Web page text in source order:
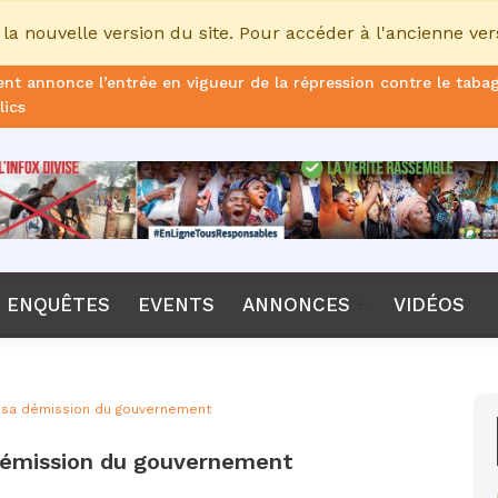
nouvelle version du site. Pour accéder à l'ancienne
annonce l’entrée en vigueur de la répression contre le
le non-renouvellement du contrat d'Emerse Faé à la tête
nouveau sélectionneur de l’équipe de France
CPI, Karim Khan, démis de ses fonctions par les États parties
ENQUÊTES EVENTS ANNONCES VIDÉOS
démission du gouvernement
du gouvernement